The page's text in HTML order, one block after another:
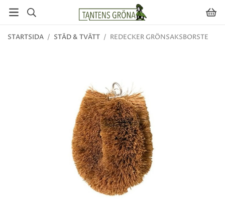
STARTSIDA / STÄD & TVÄTT / REDECKER GRÖNSAKSBORSTE